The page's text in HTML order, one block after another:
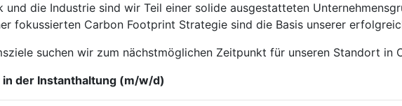
und die Industrie sind wir Teil einer solide ausgestatteten
fokussierten Carbon Footprint Strategie sind die Basis unserer
suchen wir zum nächstmöglichen Zeitpunkt für unseren Standort in
der Instanthaltung (m/w/d)